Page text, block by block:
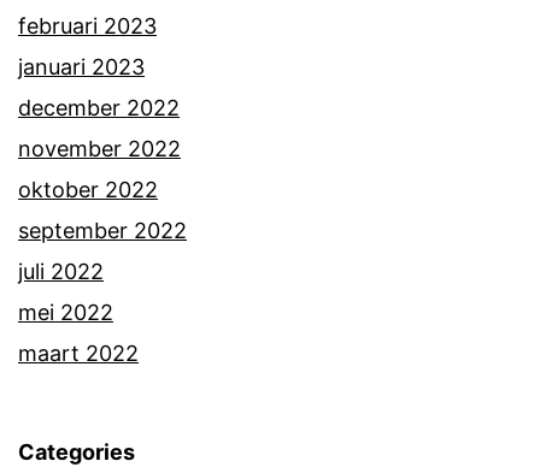
februari 2023
januari 2023
december 2022
november 2022
oktober 2022
september 2022
juli 2022
mei 2022
maart 2022
Categories